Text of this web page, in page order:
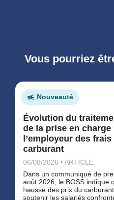
Vous pourriez
Nouveauté
Évolution du
de la prise en charge
l’employeur des frais
carburant
06/08/2026 • ARTICLE
Dans un communiqué de
août 2026, le BOSS indique
hausse des prix du
soutenir les salariés